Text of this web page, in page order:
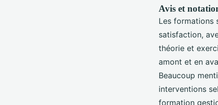
Avis et
Les formations
satisfaction,
théorie et
amont et en
Beaucoup
interventions
formation